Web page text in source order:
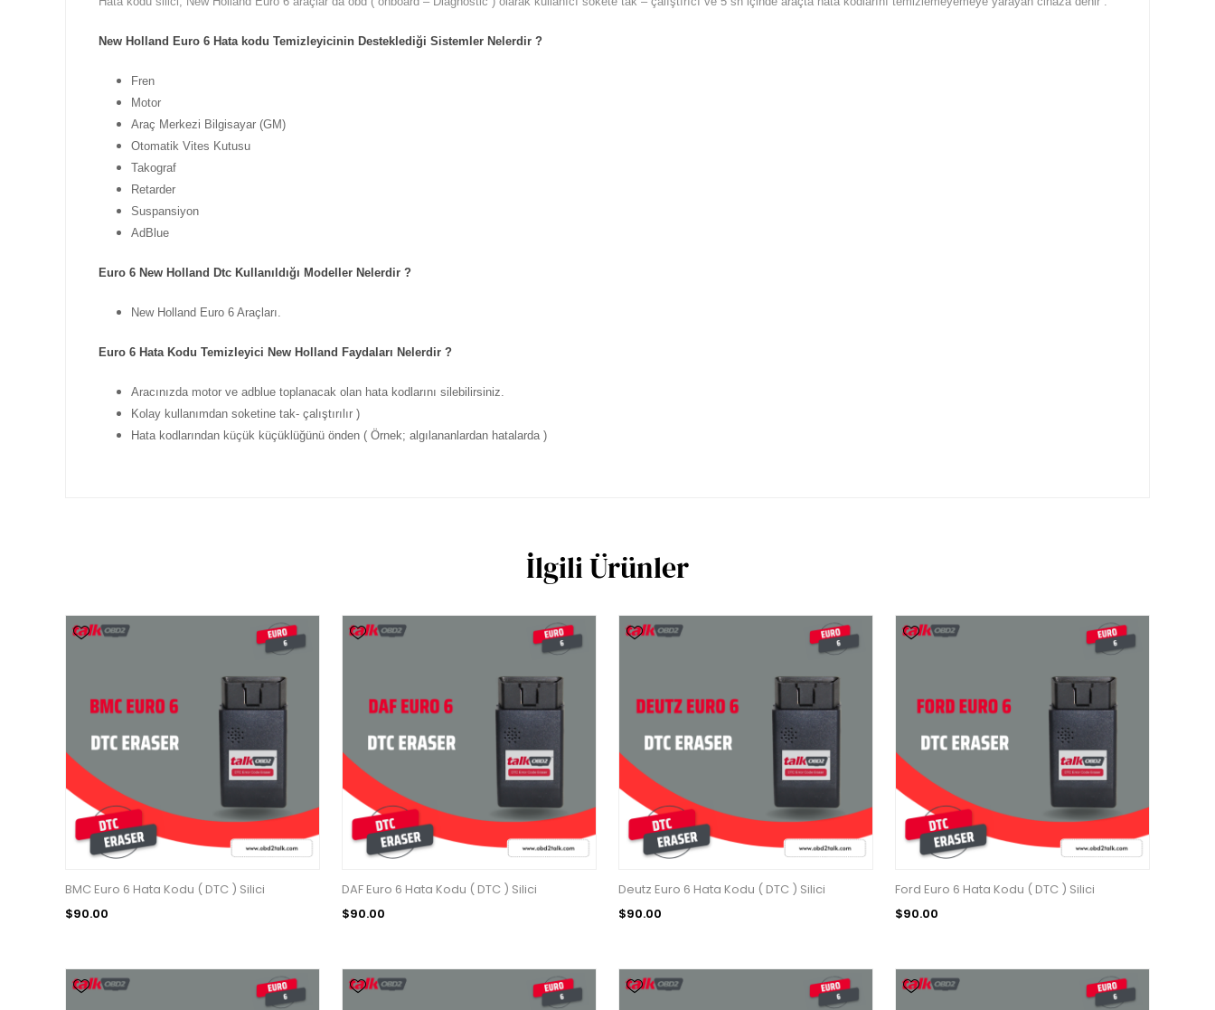
New Holland Euro 6 Hata kodu Temizleyicinin Desteklediği Sistemler Nelerdir ?
Fren
Motor
Araç Merkezi Bilgisayar (GM)
Otomatik Vites Kutusu
Takograf
Retarder
Suspansiyon
AdBlue
Euro 6 New Holland Dtc Kullanıldığı Modeller Nelerdir ?
New Holland Euro 6 Araçları.
Euro 6 Hata Kodu Temizleyici New Holland Faydaları Nelerdir ?
Aracınızda motor ve adblue toplanacak olan hata kodlarını silebilirsiniz.
Kolay kullanımdan soketine tak- çalıştırılır )
Hata kodlarından küçük küçüklüğünü önden ( Örnek; algılananlardan hatalarda )
İlgili Ürünler
BMC Euro 6 Hata Kodu ( DTC ) Silici
$90.00
DAF Euro 6 Hata Kodu ( DTC ) Silici
$90.00
Deutz Euro 6 Hata Kodu ( DTC ) Silici
$90.00
Ford Euro 6 Hata Kodu ( DTC ) Silici
$90.00